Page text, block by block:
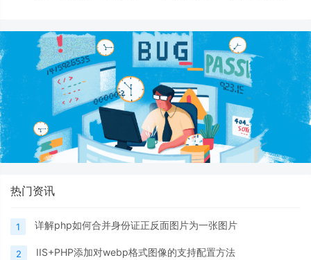
热门资讯
1 详解php如何合并身份证正反面图片为一张图片
2 IIS+PHP添加对webp格式图像的支持配置方法